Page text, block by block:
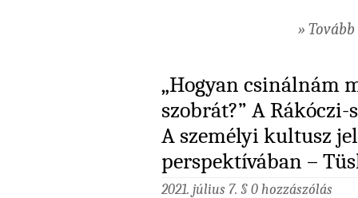
»
„Hogyan csinálnám
szobrát?” A
A személyi kultusz
perspektívában –
2021. július 7. § 0 hozzászólás